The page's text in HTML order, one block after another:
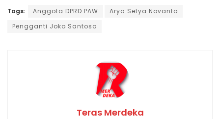
Tags: Anggota DPRD PAW
Arya Setya Novanto
Pengganti Joko Santoso
Teras Merdeka